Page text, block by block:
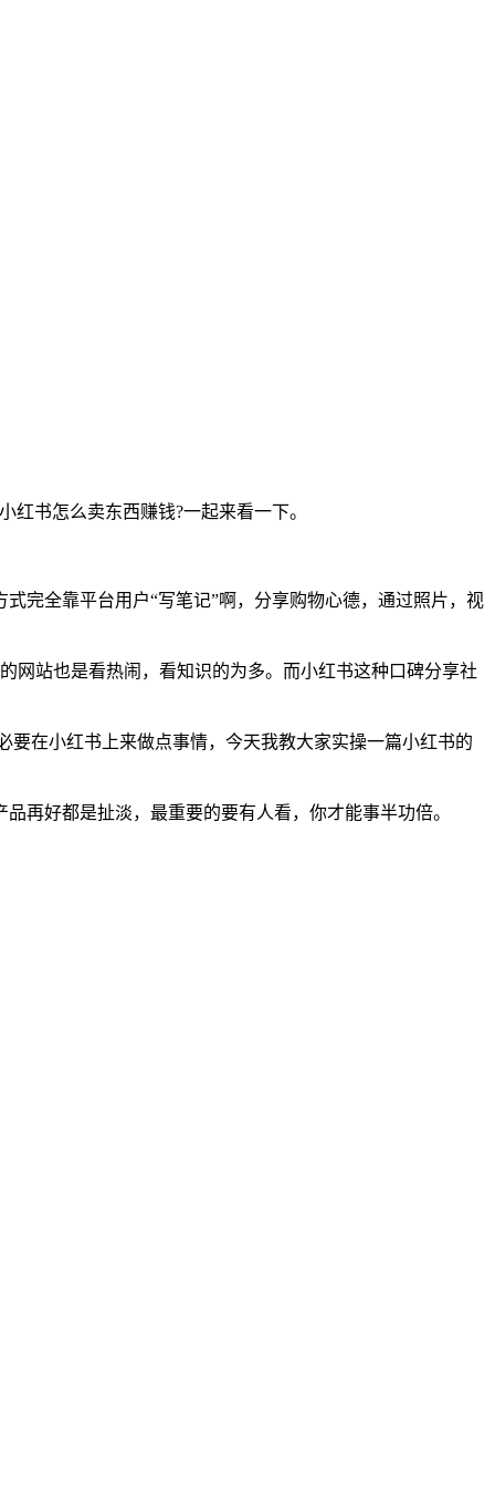
书怎么卖东西赚钱?一起来看一下。
完全靠平台用户“写笔记”啊，分享购物心德，通过照片，视
网站也是看热闹，看知识的为多。而小红书这种口碑分享社
在小红书上来做点事情，今天我教大家实操一篇小红书的
再好都是扯淡，最重要的要有人看，你才能事半功倍。